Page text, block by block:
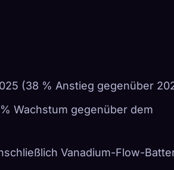
(38 % Anstieg gegenüber
Wachstum gegenüber dem
Vanadium-Flow-